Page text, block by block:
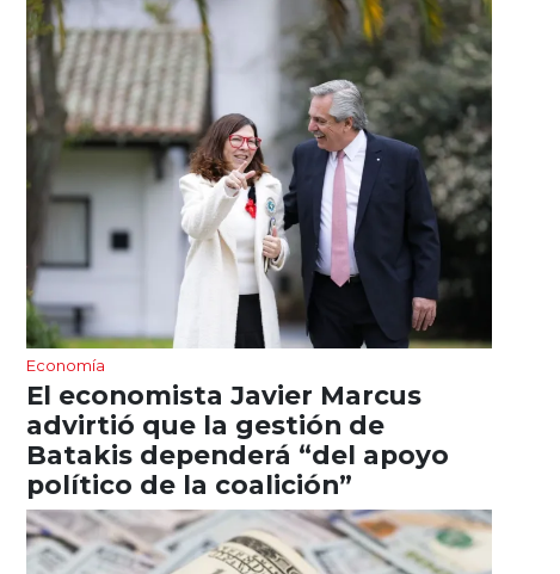
Economía
El economista Javier Marcus
advirtió que la gestión de
Batakis dependerá “del apoyo
político de la coalición”